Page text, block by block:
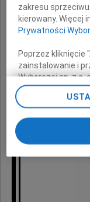
zakresu
kierowany. Więcej
Prywatności
Poprzez kliknięcie
zainstalowanie i
Wyborczej sp. z o.
na Twoim
chwili zmienić
preferencjami dot.
odnośnik
przechodząc do
Zmiana ustawień
My, nasi Zaufani